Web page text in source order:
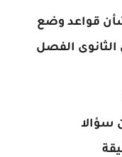
قواعد وضع
الثانوى الفصل